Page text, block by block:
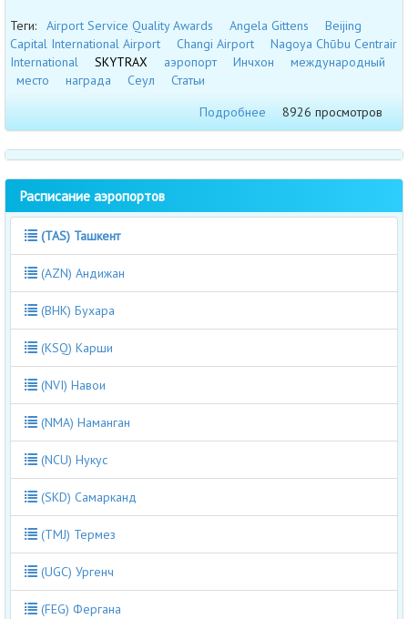
Теги: Airport Service Quality Awards Angela Gittens
Beijing
Capital International Airport
Changi Airport
Nagoya Chūbu Centrair
International
SKYTRAX аэропорт Инчхон
международный
место
награда Сеул
Статьи
Подробнее
8926 просмотров
Расписание аэропортов
(TAS) Ташкент
(AZN) Андижан
(BHK) Бухара
(KSQ) Карши
(NVI) Навои
(NMA) Наманган
(NCU) Нукус
(SKD) Самарканд
(TMJ) Термез
(UGC) Ургенч
(FEG) Фергана